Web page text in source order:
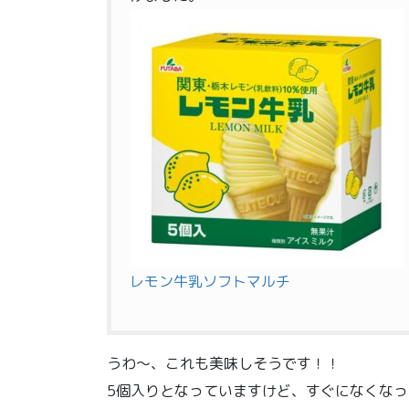
レモン牛乳ソフトマルチ
うわ〜、これも美味しそうです！！
5個入りとなっていますけど、すぐになくなっ